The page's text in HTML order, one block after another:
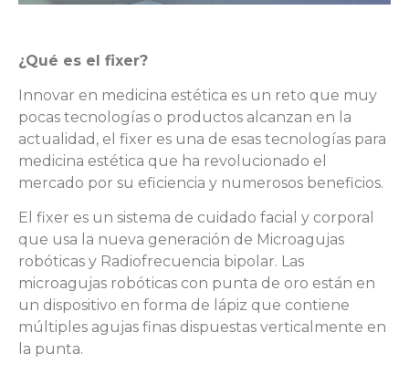
¿Qué es el fixer?
Innovar en medicina estética es un reto que muy
pocas tecnologías o productos alcanzan en la
actualidad, el fixer es una de esas tecnologías para
medicina estética que ha revolucionado el
mercado por su eficiencia y numerosos beneficios.
El fixer es un sistema de cuidado facial y corporal
que usa la nueva generación de Microagujas
robóticas y Radiofrecuencia bipolar. Las
microagujas robóticas con punta de oro están en
un dispositivo en forma de lápiz que contiene
múltiples agujas finas dispuestas verticalmente en
la punta.